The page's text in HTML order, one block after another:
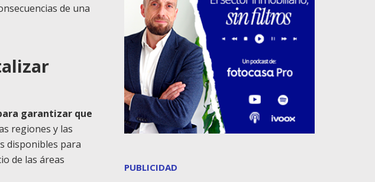
de una
garantizar que
regiones y las
disponibles para
de las áreas
PUBLICIDAD